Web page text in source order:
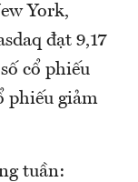
York,
đạt 9,17
cổ phiếu
phiếu giảm
tuần: